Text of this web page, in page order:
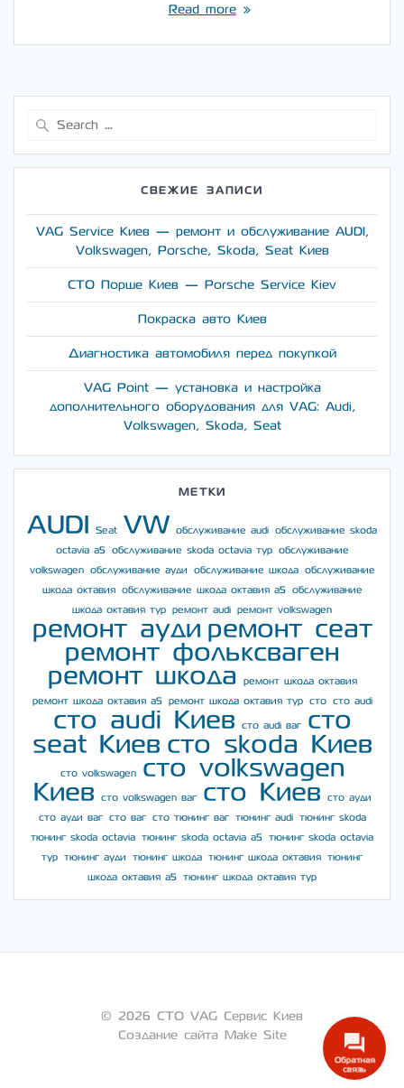
Read more
СВЕЖИЕ ЗАПИСИ
VAG Service Киев — ремонт и обслуживание AUDI,
Volkswagen, Porsche, Skoda, Seat Киев
СТО Порше Киев — Porsche Service Kiev
Покраска авто Киев
Диагностика автомобиля перед покупкой
VAG Point — установка и настройка
дополнительного оборудования для VAG: Audi,
Volkswagen, Skoda, Seat
МЕТКИ
AUDI Seat VW обслуживание audi
обслуживание skoda
octavia a5
обслуживание skoda octavia тур
обслуживание
volkswagen
обслуживание ауди обслуживание шкода
обслуживание
шкода октавия
обслуживание шкода октавия а5
обслуживание
шкода октавия тур
ремонт audi ремонт volkswagen
ремонт ауди ремонт сеат
ремонт фольксваген
ремонт шкода
ремонт шкода октавия
ремонт шкода октавия а5
ремонт шкода октавия тур сто сто audi
сто audi Киев сто audi ваг
сто
seat Киев сто skoda Киев
сто volkswagen
сто volkswagen
Киев
сто volkswagen ваг сто Киев
сто ауди
сто ауди ваг
сто ваг сто тюнинг ваг тюнинг audi
тюнинг skoda
тюнинг skoda octavia
тюнинг skoda octavia a5
тюнинг skoda octavia
тур
тюнинг ауди тюнинг шкода тюнинг шкода октавия
тюнинг
шкода октавия а5
тюнинг шкода октавия тур
© 2026 СТО VAG Сервис Киев
Создание сайта Make Site
Обратная
связь